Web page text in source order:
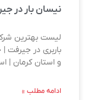
نیسان بار در
لیست بهترین
باربری در
و استان کرمان |
ادامه مطلب »